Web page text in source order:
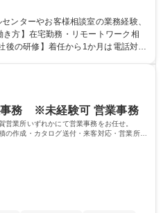
活かしていく上で、窓口となるお客
お客様からの声に迅速かつ誠意をも
ープ内活動に反映しています。 【具
本社【お客様
い商品づくりへ貢献
ンターやお客様相談室の業務経験、
方】在宅勤務・リモートワーク相
て】キリングループの広報機能を担
切にし、磨き上げたホスピタリティ
がら広報関連業務を行っておりま
事務 ※未経験可 営業事務
営業所いずれかにて営業事務をお任せ。
の作成・カタログ送付・来客対応・営業所内